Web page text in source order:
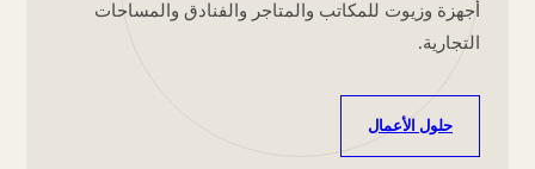
أجهزة وزيوت للمكاتب والمتاجر والفنادق والمساحات
التجارية.
حلول الأعمال